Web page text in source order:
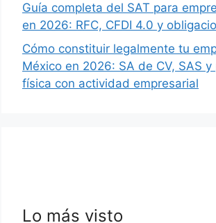
Guía completa del SAT para
en 2026: RFC, CFDI 4.0 y
Cómo constituir legalmente tu
México en 2026: SA de CV, SAS y
física con actividad empresarial
Lo más visto